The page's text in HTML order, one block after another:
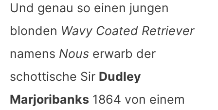
Und genau so einen jungen
blonden Wavy Coated Retriever
namens Nous erwarb der
schottische Sir Dudley
Marjoribanks 1864 von einem